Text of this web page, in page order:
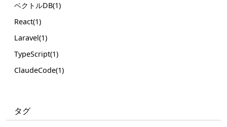
ベクトルDB(1)
React(1)
Laravel(1)
TypeScript(1)
ClaudeCode(1)
タグ